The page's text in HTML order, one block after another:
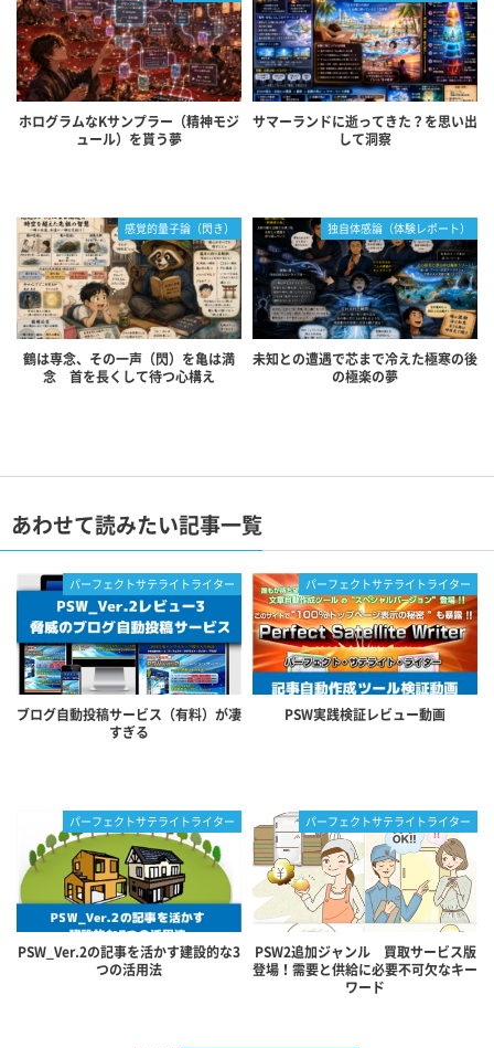
ホログラムなKサンプラー（精神モジ
ュール）を貰う夢
サマーランドに逝ってきた？を思い出
して洞察
感覚的量子論（閃き）
鶴は専念、その一声（閃）を亀は満
念 首を長くして待つ心構え
独自体感論（体験レポート）
未知との遭遇で芯まで冷えた極寒の後
の極楽の夢
あわせて読みたい記事一覧
パーフェクトサテライトライター
ブログ自動投稿サービス（有料）が凄
すぎる
パーフェクトサテライトライター
PSW実践検証レビュー動画
パーフェクトサテライトライター
PSW_Ver.2の記事を活かす建設的な3
つの活用法
パーフェクトサテライトライター
PSW2追加ジャンル 買取サービス版
登場！需要と供給に必要不可欠なキー
ワード